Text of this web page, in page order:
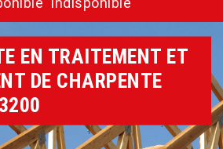
EN TRAITEMENT ET
DE CHARPENTE